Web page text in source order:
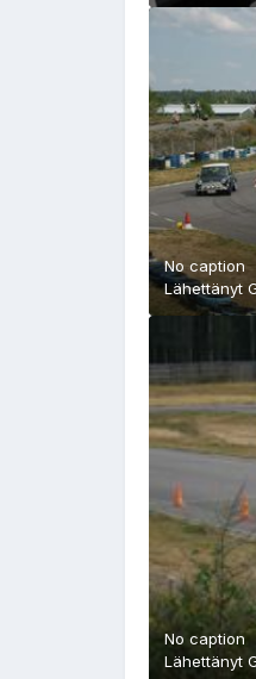
No caption
Lähettänyt
No caption
Lähettänyt